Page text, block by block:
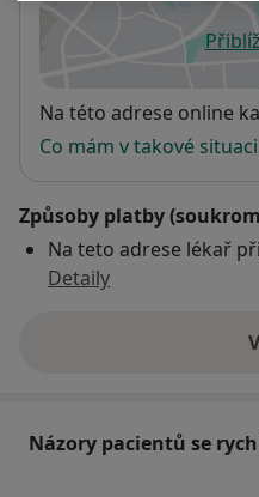
Dostupnost
Na této adrese online
Co mám v takové
Způsoby platby
Na teto adrese lékař
Detaily
Názory pacientů se